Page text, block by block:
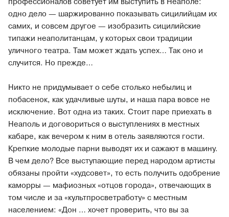
одно дело — шаржированно показывать сицилийцам их
самих, и совсем другое — изобразить сицилийские
типажи неаполитанцам, у которых свои традиции
уличного театра. Там может ждать успех… Так оно и
случится. Но прежде…
Никто не придумывает о себе столько небылиц и
побасенок, как удачливые шуты, и наша пара вовсе не
исключение. Вот одна из таких. Стоит паре приехать в
Неаполь и договориться о выступлениях в местных
кабаре, как вечером к ним в отель заявляются гости.
Крепкие молодые парни выводят их и сажают в машину.
В чем дело? Все выступающие перед народом артисты
обязаны пройти «худсовет», то есть получить одобрение
каморры — мафиозных «отцов города», отвечающих в
том числе и за «культпросветработу» с местным
населением: «Дон … хочет проверить, что вы за